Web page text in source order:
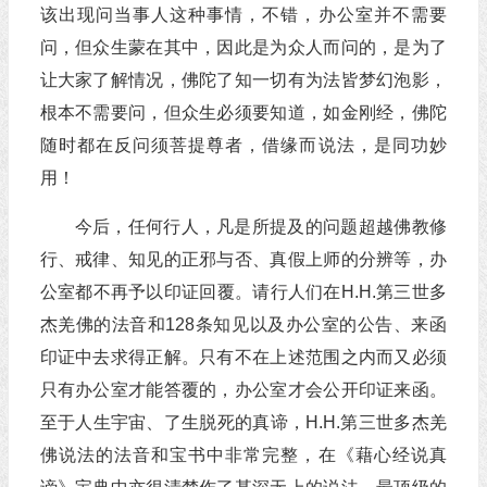
该出现问当事人这种事情，不错，办公室并不需要
问，但众生蒙在其中，因此是为众人而问的，是为了
让大家了解情况，佛陀了知一切有为法皆梦幻泡影，
根本不需要问，但众生必须要知道，如金刚经，佛陀
随时都在反问须菩提尊者，借缘而说法，是同功妙
用！
今后，任何行人，凡是所提及的问题超越佛教修
行、戒律、知见的正邪与否、真假上师的分辨等，办
公室都不再予以印证回覆。请行人们在H.H.第三世多
杰羌佛的法音和128条知见以及办公室的公告、来函
印证中去求得正解。只有不在上述范围之内而又必须
只有办公室才能答覆的，办公室才会公开印证来函。
至于人生宇宙、了生脱死的真谛，H.H.第三世多杰羌
佛说法的法音和宝书中非常完整，在《藉心经说真